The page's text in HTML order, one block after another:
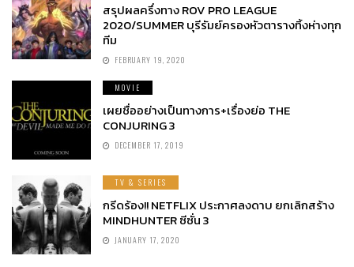
สรุปผลครึ่งทาง ROV PRO LEAGUE
2020/SUMMER บุรีรัมย์ครองหัวตารางทิ้งห่างทุก
ทีม
FEBRUARY 19, 2020
MOVIE
เผยชื่ออย่างเป็นทางการ+เรื่องย่อ THE
CONJURING 3
DECEMBER 17, 2019
TV & SERIES
กรีดร้อง!! NETFLIX ประกาศลงดาบ ยกเลิกสร้าง
MINDHUNTER ซีซั่น 3
JANUARY 17, 2020